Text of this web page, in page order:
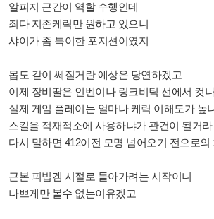
알피지 근간이 역할 수행인데
죄다 지존케릭만 원하고 있으니
샤이가 좀 특이한 포지션이였지
몹도 같이 쎄질거란 예상은 당연하겠고
이제 장비딸은 인벤이나 링크비틱 선에서 컷
실제 게임 플레이는 얼마나 케릭 이해도가 높
스킬을 적재적소에 사용하냐가 관건이 될거라
다시 말하면 412이전 모명 넘어오기 전으로의
근본 피빕겜 시절로 돌아가려는 시작이니
나쁘게만 볼수 없는이유겠고